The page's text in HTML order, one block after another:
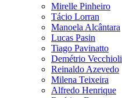
Mirelle Pinheiro
Tácio Lorran
Manoela Alcântara
Lucas Pasin
Tiago Pavinatto
Demétrio Vecchioli
Reinaldo Azevedo
Milena Teixeira
Alfredo Henrique